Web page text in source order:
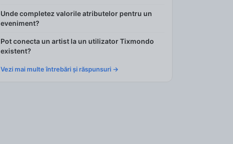
Unde completez valorile atributelor pentru un
eveniment?
Pot conecta un artist la un utilizator Tixmondo
existent?
Vezi mai multe întrebări și răspunsuri →